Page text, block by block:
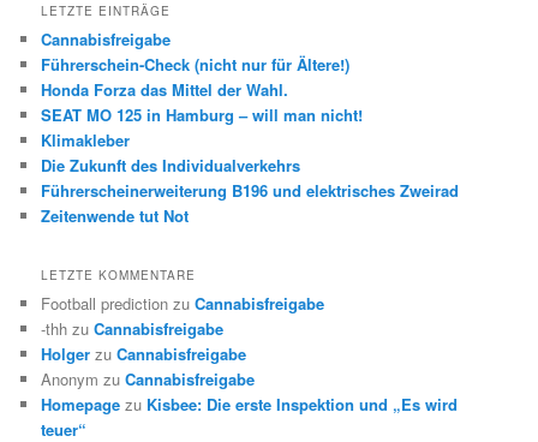
LETZTE EINTRÄGE
Cannabisfreigabe
Führerschein-Check (nicht nur für Ältere!)
Honda Forza das Mittel der Wahl.
SEAT MO 125 in Hamburg – will man nicht!
Klimakleber
Die Zukunft des Individualverkehrs
Führerscheinerweiterung B196 und elektrisches Zweirad
Zeitenwende tut Not
LETZTE KOMMENTARE
Football prediction zuCannabisfreigabe
-thh zuCannabisfreigabe
Holger zuCannabisfreigabe
Anonym zuCannabisfreigabe
Homepage zu Kisbee: Die erste Inspektion und „Es wird
teuer“